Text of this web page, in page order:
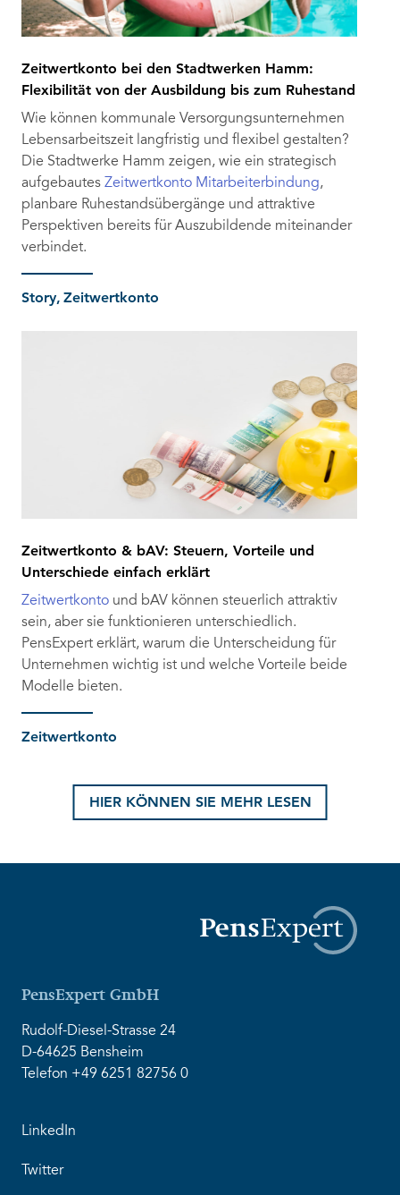
Zeitwertkonto bei den Stadtwerken Hamm:
Flexibilität von der Ausbildung bis zum Ruhestand
Wie können kommunale Versorgungsunternehmen
Lebensarbeitszeit langfristig und flexibel gestalten?
Die Stadtwerke Hamm zeigen, wie ein strategisch
aufgebautes Zeitwertkonto Mitarbeiterbindung,
planbare Ruhestandsübergänge und attraktive
Perspektiven bereits für Auszubildende miteinander
verbindet.
Story Zeitwertkonto
Zeitwertkonto & bAV: Steuern, Vorteile und
Unterschiede einfach erklärt
Zeitwertkonto und bAV können steuerlich attraktiv
sein, aber sie funktionieren unterschiedlich.
PensExpert erklärt, warum die Unterscheidung für
Unternehmen wichtig ist und welche Vorteile beide
Modelle bieten.
Zeitwertkonto
HIER KÖNNEN SIE MEHR LESEN
PensExpert GmbH
Rudolf-Diesel-Strasse 24
D-64625 Bensheim
Telefon +49 6251 82756 0
LinkedIn
Twitter